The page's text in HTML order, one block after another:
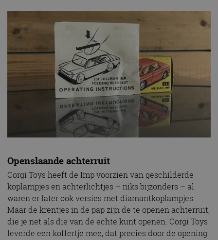
Openslaande achterruit
Corgi Toys heeft de Imp voorzien van geschilderde
koplampjes en achterlichtjes – niks bijzonders – al
waren er later ook versies met diamantkoplampjes.
Maar de krentjes in de pap zijn de te openen achterruit,
die je net als die van de echte kunt openen. Corgi Toys
leverde een koffertje mee, dat precies door de opening